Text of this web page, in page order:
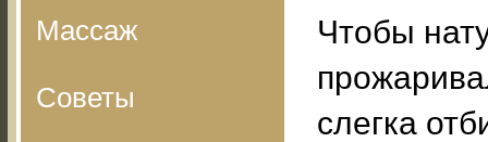
Массаж
Советы
Чтобы
слегка